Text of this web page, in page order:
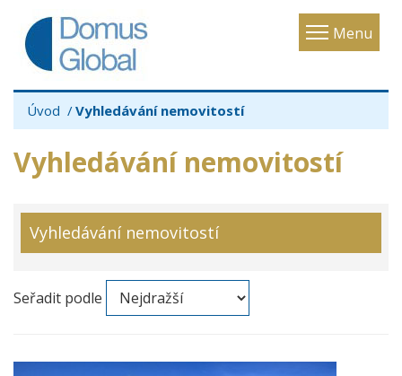
Menu
Toggle
Úvod Vyhledávání nemovitostí
Vyhledávání nemovitostí
Vyhledávání nemovitostí
Seřadit podle